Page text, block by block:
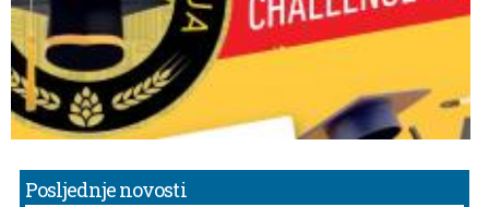
Posljednje novosti